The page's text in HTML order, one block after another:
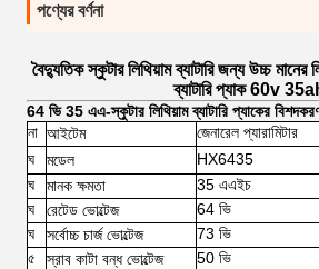
পণ্যের বর্ণনা
বৈদ্যুতিক স্কুটার লিথিয়াম ব্যাটারি জন্য উচ্চ
ব্যাটারি প্যাক 60v
64 ভি 35 এএ-স্কুটার লিথিয়াম ব্যাটারি প্যাকের
না আইটেম
জেনারেল প্যারামিটার
ঘ
মডেল
HX6435
ঘ
মানক ক্ষমতা
35 এএইচ
ঘ
রেটেড ভোল্টেজ
64 ভি
ঘ
সর্বোচ্চ চার্জ ভোল্টেজ
73 ভি
৫
স্রাব কাটা বন্ধ ভোল্টেজ
50 ভি